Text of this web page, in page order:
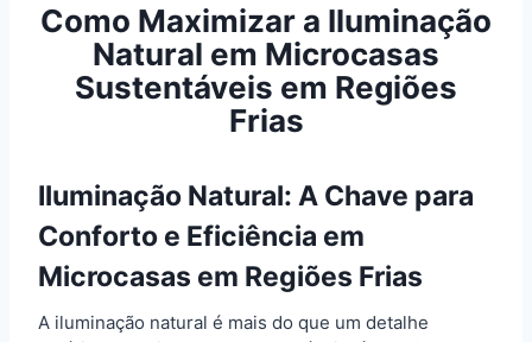
Como Maximizar a Iluminação
Natural em Microcasas
Sustentáveis em Regiões
Frias
Iluminação Natural: A Chave para
Conforto e Eficiência em
Microcasas em Regiões Frias
A iluminação natural é mais do que um detalhe